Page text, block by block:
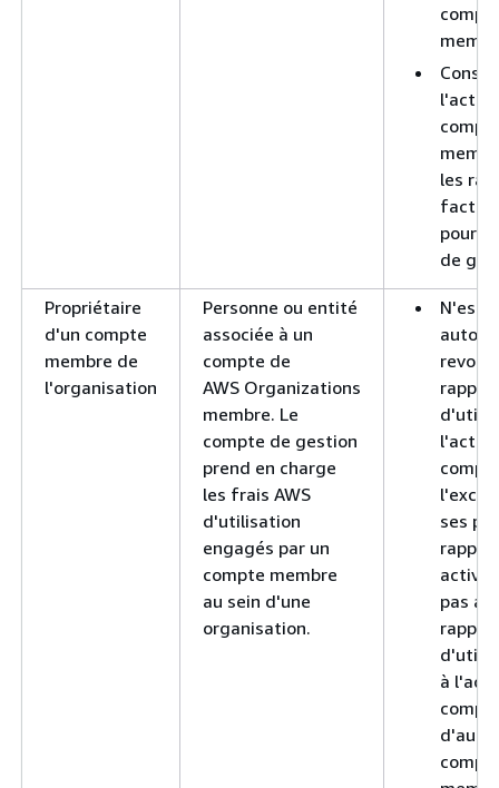
les
pour
de
Propriétaire
d'un compte
membre de
l'organisation
Personne ou entité
associée à un
compte de
AWS Organizations
membre. Le
compte de gestion
prend en charge
les frais AWS
d'utilisation
engagés par un
compte membre
au sein d'une
organisation.
N'est
revoir
ses
pas
à